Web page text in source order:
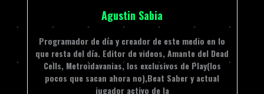
Agustin Sabia
Programador de día y creador de este medio en lo
que resta del día. Editor de videos, Amante del Dead
Cells, Metroidavanias, los exclusivos de Play(los
pocos que sacan ahora no),Beat Saber y actual
jugador activo de la